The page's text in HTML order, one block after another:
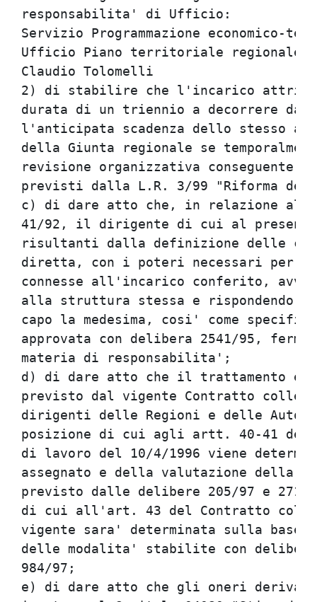
Servizio
Ufficio Piano territoriale
Claudio
2) di stabilire che l'incarico
durata di un triennio a
l'anticipata scadenza dello
della Giunta regionale se
revisione organizzativa
previsti dalla L.R. 3/99
c) di dare atto che, in
41/92, il dirigente di cui al
risultanti dalla definizione
diretta, con i poteri
connesse all'incarico
alla struttura stessa e
capo la medesima, cosi'
approvata con delibera 2541/
materia di
d) di dare atto che il
previsto dal vigente
dirigenti delle Regioni e delle
posizione di cui agli artt. 40-
di lavoro del 10/4/1996 viene
assegnato e della
previsto dalle delibere 205/97
di cui all'art. 43 del
vigente sara' determinata
delle modalita' stabilite con
e) di dare atto che gli oneri